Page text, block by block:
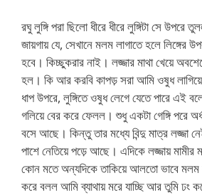
রঘু লুঙ্গি পরা ছিলো ধীরে ধীরে লুঙ্গিটা সে উপরে
জায়গায় যে, সেখানে মলম লাগাতে হলে লিঙ্গের
হবে। কিচ্ছুকরার নাই। লজ্জার মাথা খেয়ে
হল। কি আর করবি কাপড় সরা আমি ওষুধ
ধাপ উপরে, লুঙ্গিতে ওষুধ লেগে যেতে পারে এই
গলিয়ে বের করে ফেলল। শুধু একটা গেঙ্গি পরে
বসে আছে। কিন্তু তার মধ্যে বিন্দু মাত্র লজ্জা
পাশে নেতিয়ে পড়ে আছে। এদিকে লজ্জায় মামীর
কোন মতে অন্যদিকে তাকিয়ে আলতো ভাবে মলম
করে বলল আমি ব্যাথায় মরে যাচ্ছি আর তুমি ঢং